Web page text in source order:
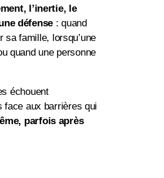
l’inertie, le
défense : quand
sa famille, lorsqu’une
quand une personne
échouent
face aux barrières qui
parfois après